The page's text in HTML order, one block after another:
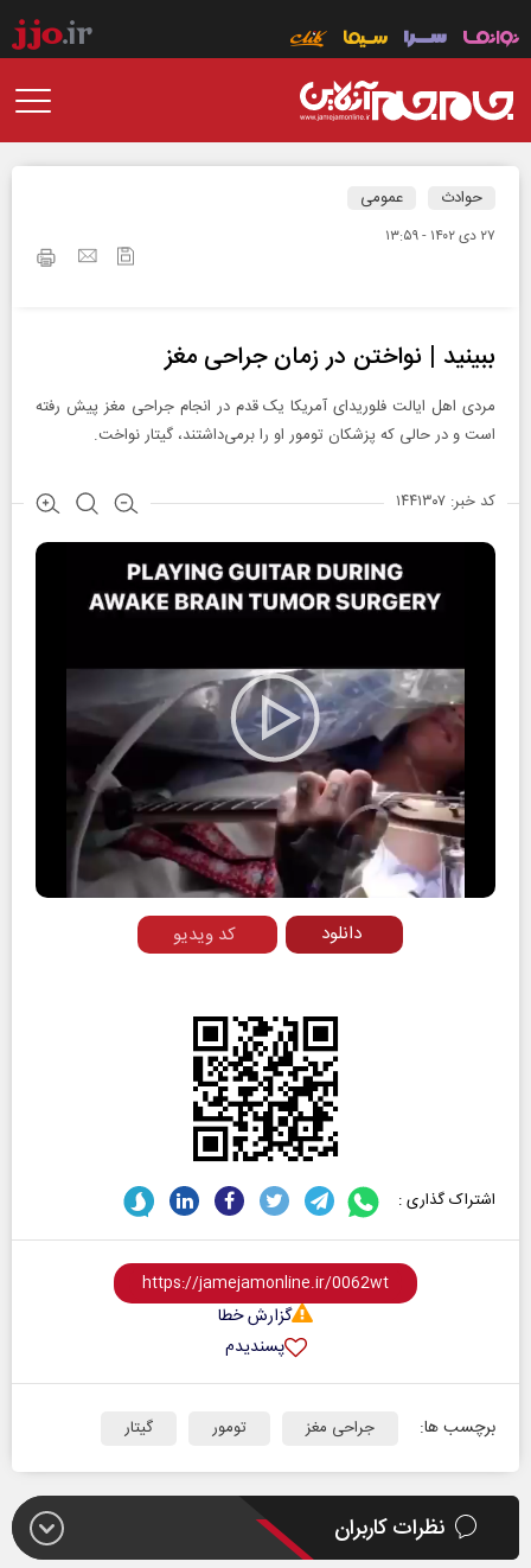
حوادث عمومی
۲۷ دی ۱۴۰۲ - ۱۳:۵۹
ببینید | نواختن در زمان جراحی مغز
مردی اهل ایالت فلوریدای آمریکا یک قدم در انجام جراحی مغز پیش رفته
است و در حالی که پزشکان تومور او را برمی‌داشتند، گیتار نواخت.
کد خبر: ۱۴۴۱۳۰۷
Play
Video
کد ویدیو دانلود
اشتراک گذاری :
گزارش خطا
پسندیدم
برچسب ها: جراحی مغز تومور گیتار
نظرات کاربران